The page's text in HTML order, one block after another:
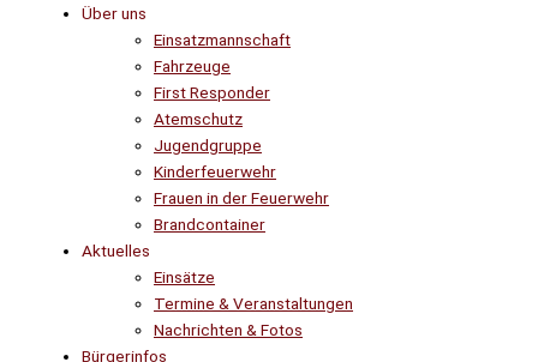
Über uns
Einsatzmannschaft
Fahrzeuge
First Responder
Atemschutz
Jugendgruppe
Kinderfeuerwehr
Frauen in der Feuerwehr
Brandcontainer
Aktuelles
Einsätze
Termine & Veranstaltungen
Nachrichten & Fotos
Bürgerinfos